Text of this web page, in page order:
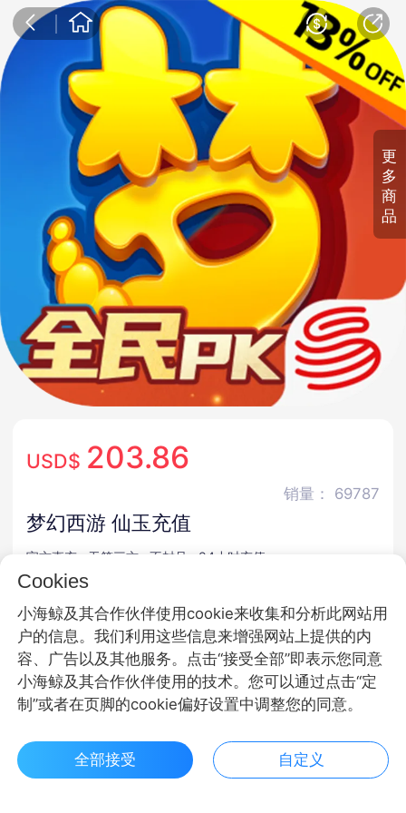
更
多
商
品
USD$ 203.86
销量： 69787
梦幻西游 仙玉充值
官方直充 · 无第三方 · 不封号 · 24小时充值
商品规格
仙玉
商品面额
500仙玉 980仙玉 1980仙玉
$ 203.86立即购买
Cookies
小海鲸及其合作伙伴使用cookie来收集和分析此网站用
户的信息。我们利用这些信息来增强网站上提供的内
容、广告以及其他服务。点击“接受全部”即表示您同意
小海鲸及其合作伙伴使用的技术。您可以通过点击“定
制”或者在页脚的cookie偏好设置中调整您的同意。
全部接受 自定义